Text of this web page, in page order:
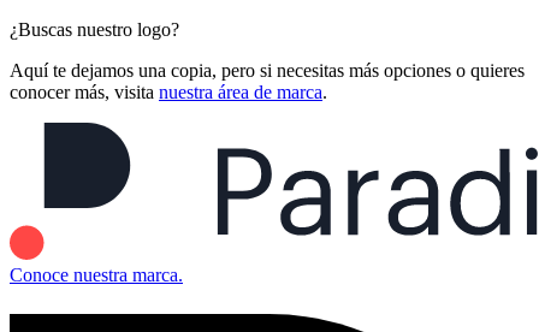
¿Buscas nuestro logo?
Aquí te dejamos una copia, pero si necesitas más opciones o quieres
conocer más, visita nuestra área de marca.
Conoce nuestra marca.